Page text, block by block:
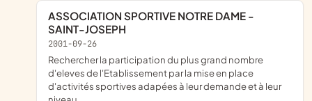
ASSOCIATION SPORTIVE NOTRE DAME -
SAINT-JOSEPH
2001-09-26
Rechercher la participation du plus grand nombre
d'eleves de l'Etablissement par la mise en place
d'activités sportives adapées à leur demande et à leur